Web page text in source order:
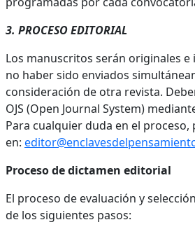
3. PROCESO EDITORIAL
Los manuscritos serán originales e
no haber sido enviados
consideración de otra revista.
OJS (Open Journal System)
Para cualquier duda en el
en:
Proceso de dictamen editorial
El proceso de evaluación y
de los siguientes pasos: